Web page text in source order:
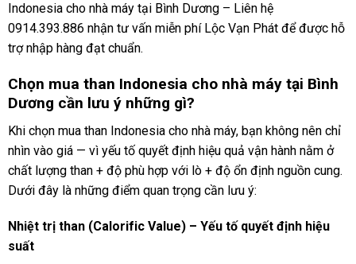
Indonesia cho nhà máy tại Bình Dương – Liên hệ
0914.393.886 nhận tư vấn miễn phí Lộc Vạn Phát để được hỗ
trợ nhập hàng đạt chuẩn.
Chọn mua than Indonesia cho nhà máy tại Bình
Dương cần lưu ý những gì?
Khi chọn mua than Indonesia cho nhà máy, bạn không nên chỉ
nhìn vào giá — vì yếu tố quyết định hiệu quả vận hành nằm ở
chất lượng than + độ phù hợp với lò + độ ổn định nguồn cung.
Dưới đây là những điểm quan trọng cần lưu ý:
Nhiệt trị than (Calorific Value) – Yếu tố quyết định hiệu
suất